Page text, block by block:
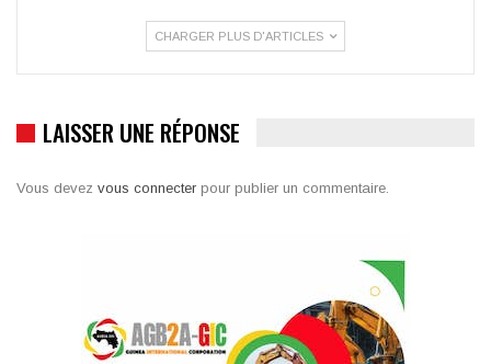
CHARGER PLUS D'ARTICLES
LAISSER UNE RÉPONSE
Vous devez vous connecter pour publier un commentaire.